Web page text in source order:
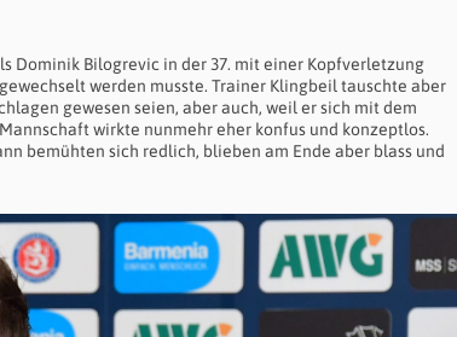
Dominik Bilogrevic in der 37. mit einer Kopfverletzung
werden musste. Trainer Klingbeil tauschte aber
gewesen seien, aber auch, weil er sich mit dem
wirkte nunmehr eher konfus und konzeptlos.
bemühten sich redlich, blieben am Ende aber blass und